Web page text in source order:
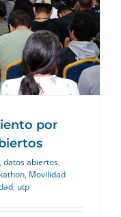
por
, datos abiertos,
, Movilidad
, utp